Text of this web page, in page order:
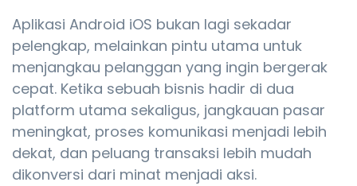
Aplikasi Android iOS bukan lagi sekadar
pelengkap, melainkan pintu utama untuk
menjangkau pelanggan yang ingin bergerak
cepat. Ketika sebuah bisnis hadir di dua
platform utama sekaligus, jangkauan pasar
meningkat, proses komunikasi menjadi lebih
dekat, dan peluang transaksi lebih mudah
dikonversi dari minat menjadi aksi.